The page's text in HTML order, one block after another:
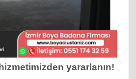
yararlanın!